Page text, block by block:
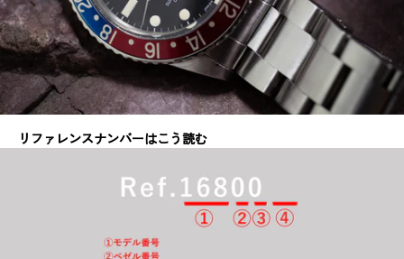
リファレンスナンバーはこう読む